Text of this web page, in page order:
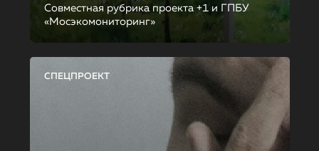
Совместная рубрика проекта +1 и ГПБУ
«Мосэкомониторинг»
СПЕЦПРОЕКТ